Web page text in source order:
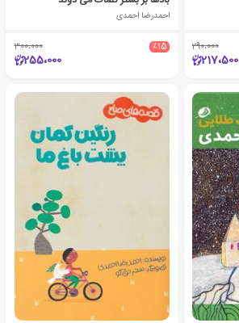
290،000
217،500
احمدرضا احمدی
٪15 300،000
255،000